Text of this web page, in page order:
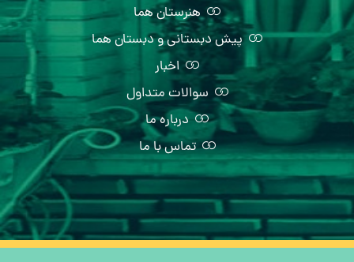
هنرستان هما
پیش دبستانی و دبستان هما
اخبار
سوالات متداول
درباره ما
تماس با ما